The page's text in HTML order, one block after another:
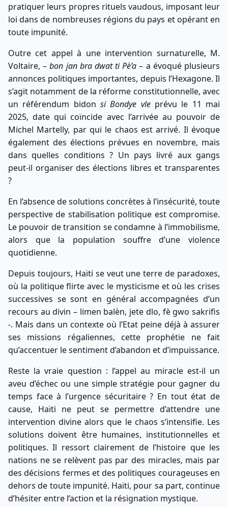
pratiquer leurs propres rituels vaudous, imposant leur
loi dans de nombreuses régions du pays et opérant en
toute impunité.
Outre cet appel à une intervention surnaturelle, M.
Voltaire, –bon jan bra dwat ti Pè’a – a évoqué plusieurs
annonces politiques importantes, depuis l’Hexagone. Il
s’agit notamment de la réforme constitutionnelle, avec
un référendum bidon si Bondye vleprévu le 11 mai
2025, date qui coïncide avec l’arrivée au pouvoir de
Michel Martelly, par qui le chaos est arrivé. Il évoque
également des élections prévues en novembre, mais
dans quelles conditions ? Un pays livré aux gangs
peut-il organiser des élections libres et transparentes
?
En l’absence de solutions concrètes à l’insécurité, toute
perspective de stabilisation politique est compromise.
Le pouvoir de transition se condamne à l’immobilisme,
alors que la population souffre d’une violence
quotidienne.
Depuis toujours, Haïti se veut une terre de paradoxes,
où la politique flirte avec le mysticisme et où les crises
successives se sont en général accompagnées d’un
recours au divin – limen balèn, jete dlo, fè gwo sakrifis
-. Mais dans un contexte où l’Etat peine déjà à assurer
ses missions régaliennes, cette prophétie ne fait
qu’accentuer le sentiment d’abandon et d’impuissance.
Reste la vraie question : l’appel au miracle est-il un
aveu d’échec ou une simple stratégie pour gagner du
temps face à l’urgence sécuritaire ? En tout état de
cause, Haïti ne peut se permettre d’attendre une
intervention divine alors que le chaos s’intensifie. Les
solutions doivent être humaines, institutionnelles et
politiques. Il ressort clairement de l’histoire que les
nations ne se relèvent pas par des miracles, mais par
des décisions fermes et des politiques courageuses en
dehors de toute impunité. Haïti, pour sa part, continue
d’hésiter entre l’action et la résignation mystique.